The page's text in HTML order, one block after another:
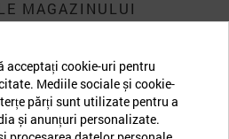
MAGAZINULUI
acceptați cookie-uri pentru
Mediile sociale și cookie-
părți sunt utilizate pentru a
și anunțuri personalizate.